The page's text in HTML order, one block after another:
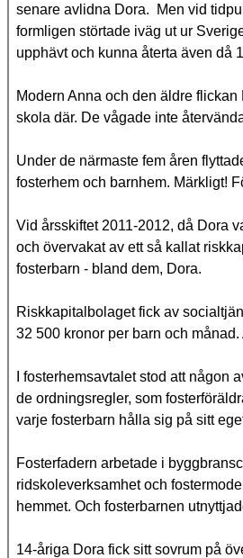
senare avlidna Dora. Men vid
formligen störtade iväg ut ur
upphävt och kunna återta även då
Modern Anna och den äldre
skola där. De vågade inte
Under de närmaste fem åren
fosterhem och barnhem. Märkligt!
Vid årsskiftet 2011-2012, då Dora
och övervakat av ett så kallat
fosterbarn - bland dem, Dora.
Riskkapitalbolaget fick av
32 500 kronor per barn och
I fosterhemsavtalet stod att
de ordningsregler, som
varje fosterbarn hålla sig på sitt
Fosterfadern arbetade i
ridskoleverksamhet och
hemmet. Och fosterbarnen
14-åriga Dora fick sitt sovrum på